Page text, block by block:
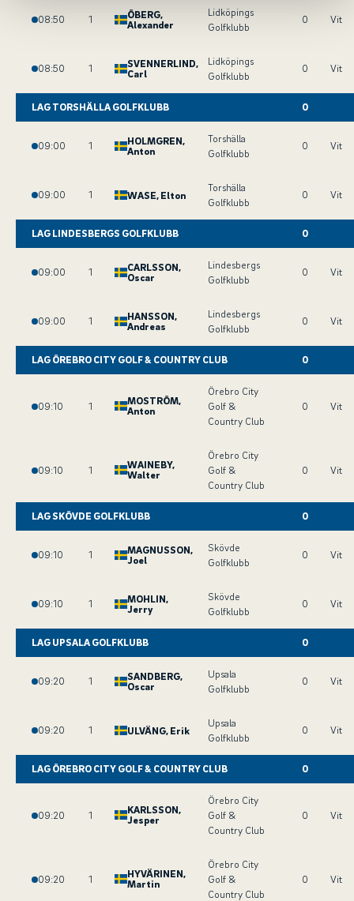
08:50 1 ÖBERG,
Alexander
Lidköpings
Golfklubb
0 Vit
08:50 1 SVENNERLIND,
Carl
Lidköpings
Golfklubb
0 Vit
LAG TORSHÄLLA GOLFKLUBB 0
09:00 1 HOLMGREN,
Anton
Torshälla
Golfklubb
0 Vit
09:00 1 WASE, Elton
Torshälla
Golfklubb
0 Vit
LAG LINDESBERGS GOLFKLUBB 0
09:00 1 CARLSSON,
Oscar
Lindesbergs
Golfklubb
0 Vit
09:00 1 HANSSON,
Andreas
Lindesbergs
Golfklubb
0 Vit
LAG ÖREBRO CITY GOLF & COUNTRY CLUB 0
09:10 1 MOSTRÖM,
Anton
Örebro City
Golf &
Country Club
0 Vit
09:10 1 WAINEBY,
Walter
Örebro City
Golf &
Country Club
0 Vit
LAG SKÖVDE GOLFKLUBB 0
09:10 1 MAGNUSSON,
Joel
Skövde
Golfklubb
0 Vit
09:10 1 MOHLIN,
Jerry
Skövde
Golfklubb
0 Vit
LAG UPSALA GOLFKLUBB 0
09:20 1 SANDBERG,
Oscar
Upsala
Golfklubb
0 Vit
09:20 1 ULVÄNG, Erik
Upsala
Golfklubb
0 Vit
LAG ÖREBRO CITY GOLF & COUNTRY CLUB 0
09:20 1 KARLSSON,
Jesper
Örebro City
Golf &
Country Club
0 Vit
09:20 1 HYVÄRINEN,
Martin
Örebro City
Golf &
Country Club
0 Vit